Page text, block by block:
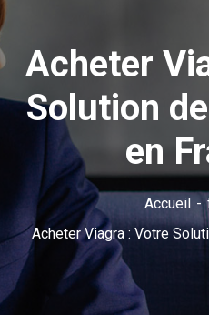
Acheter
Solution
en
Accueil
Acheter Viagra : Votre